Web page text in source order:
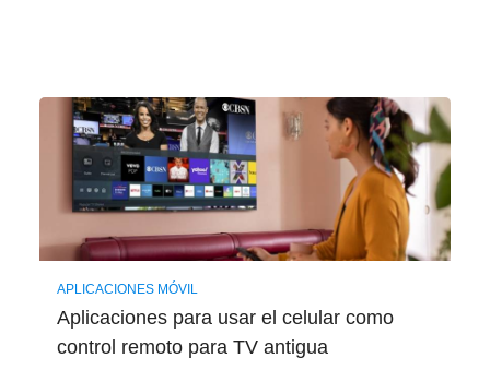
APLICACIONES MÓVIL
Aplicaciones para usar el celular como
control remoto para TV antigua